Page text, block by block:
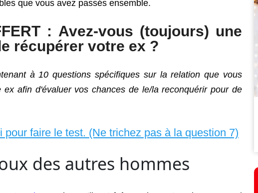
que vous avez passés ensemble.
: Avez-vous (toujours) une
récupérer votre ex ?
à 10 questions spécifiques sur la relation que vous
ex afin d'évaluer vos chances de le/la reconquérir pour de
pour faire le test. (Ne trichez pas à la question 7)
des autres hommes